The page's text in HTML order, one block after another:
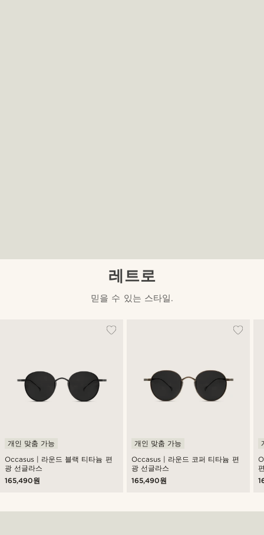
레트로
믿을 수 있는 스타일.
Occasus | 라운드 블랙 티타늄 편
광 선글라스
개인 맞춤 가능
165,490원
Occasus | 라운드 코퍼 티타늄 편
광 선글라스
개인 맞춤 가능
165,490원